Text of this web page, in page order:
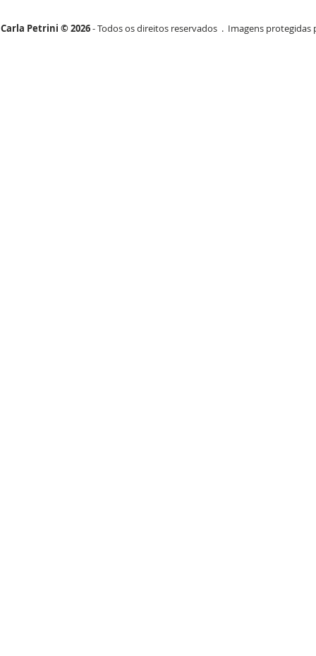
Carla Petrini © 2026- Todos os direitos reservados . Imagens